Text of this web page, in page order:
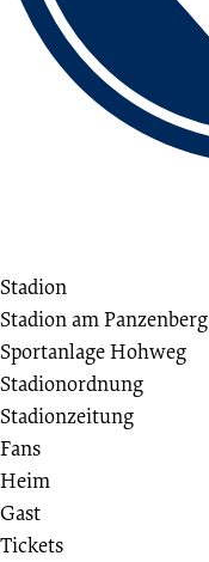
Stadion
Stadion am Panzenberg
Sportanlage Hohweg
Stadionordnung
Stadionzeitung
Fans
Heim
Gast
Tickets